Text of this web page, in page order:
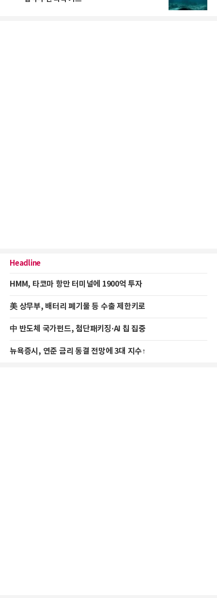
Headline
HMM, 타코마 항만 터미널에 1900억 투자
美 상무부, 배터리 폐기물 등 수출 제한키로
中 반도체 국가펀드, 첨단패키징·AI 칩 집중
뉴욕증시, 연준 금리 동결 전망에 3대 지수↑